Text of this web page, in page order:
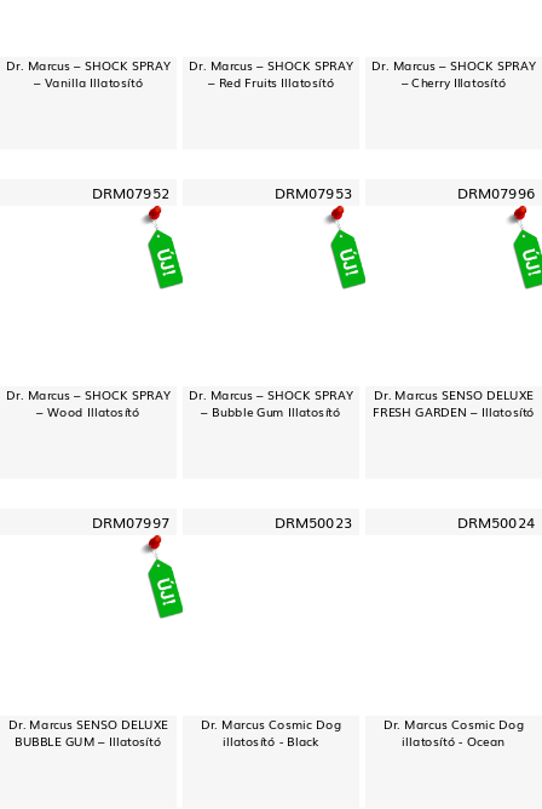
Dr. Marcus – SHOCK SPRAY
– Vanilla Illatosító
Dr. Marcus – SHOCK SPRAY
– Red Fruits Illatosító
Dr. Marcus – SHOCK SPRAY
– Cherry Illatosító
DRM07952
Dr. Marcus – SHOCK SPRAY
– Wood Illatosító
DRM07953
Dr. Marcus – SHOCK SPRAY
– Bubble Gum Illatosító
DRM07996
Dr. Marcus SENSO DELUXE
FRESH GARDEN – Illatosító
DRM07997
Dr. Marcus SENSO DELUXE
BUBBLE GUM – Illatosító
DRM50023
Dr. Marcus Cosmic Dog
illatosító - Black
DRM50024
Dr. Marcus Cosmic Dog
illatosító - Ocean